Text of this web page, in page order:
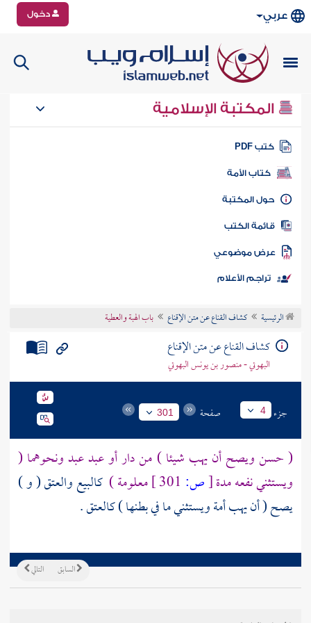
عربي دخول
المكتبة الإسلامية
كتب PDF
كتاب الأمة
المكتبة
الكتب
موضوعي
تراجم الأعلام
الرئيسية كشاف القناع عن متن الإقناع باب الهبة والعطية
كشاف القناع عن متن الإقناع
البهوتي - منصور بن يونس البهوتي
جزء 4 صفحة 301
( حسن ويصح أن يهب شيئا ) من دار أو عبد عبد ونحوهما (
ويستثني نفعه مدة[ص: معلومة ) كالبيع والعتق ( و )
يصح ( أن يهب أمة ويستثني ما في بطنها ) كالعتق .
التالي السابق